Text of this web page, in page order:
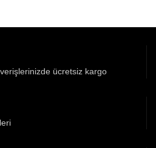
ücretsiz kargo